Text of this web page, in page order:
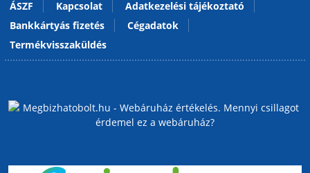
ÁSZF Kapcsolat
Adatkezelési tájékoztató
Bankkártyás fizetés
Cégadatok
Termékvisszaküldés